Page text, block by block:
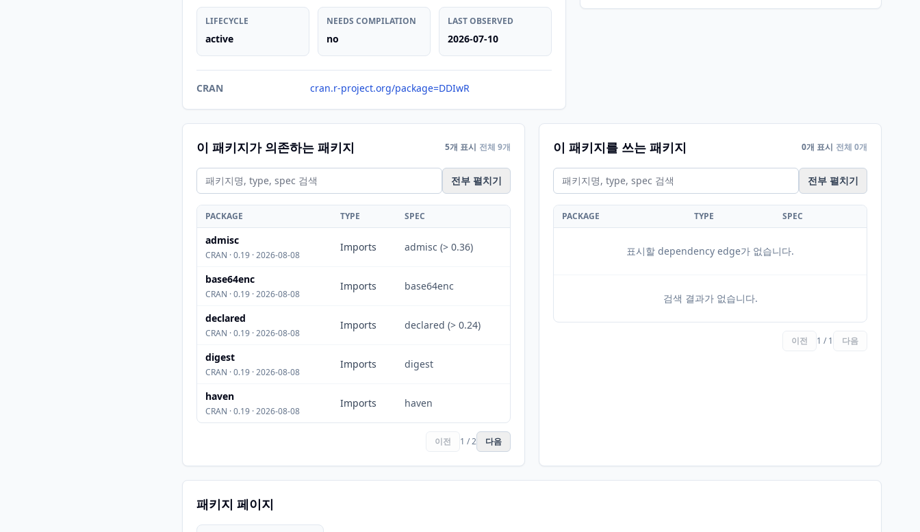
LIFECYCLE
active
NEEDS COMPILATION
no
LAST OBSERVED
2026-07-10
CRAN cran.r-project.org/package=DDIwR
이 패키지가 의존하는 패키지 5개 표시 전체 9개
전부 펼치기
PACKAGE TYPE SPEC
admisc
CRAN · 0.19 · 2026-08-08
Imports admisc (> 0.36)
base64enc
CRAN · 0.19 · 2026-08-08
Imports base64enc
declared
CRAN · 0.19 · 2026-08-08
Imports declared (> 0.24)
digest
CRAN · 0.19 · 2026-08-08
Imports digest
haven
CRAN · 0.19 · 2026-08-08
Imports haven
이전 1 / 2 다음
이 패키지를 쓰는 패키지 0개 표시 전체 0개
전부 펼치기
PACKAGE TYPE SPEC
표시할 dependency edge가 없습니다.
검색 결과가 없습니다.
이전 1 / 1 다음
패키지 페이지